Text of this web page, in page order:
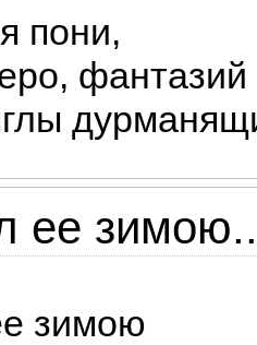
пони,
фантазий
ее
зимою